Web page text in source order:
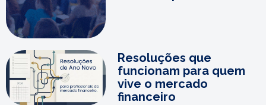
Resoluções que
funcionam para quem
vive o mercado
financeiro